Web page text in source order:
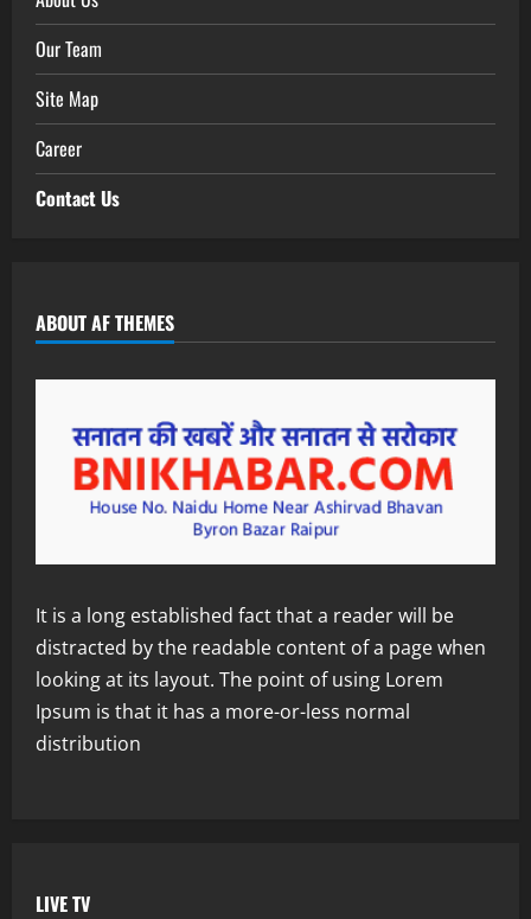
Our Team
Site Map
Career
Contact Us
ABOUT AF THEMES
It is a long established fact that a reader will be
distracted by the readable content of a page when
looking at its layout. The point of using Lorem
Ipsum is that it has a more-or-less normal
distribution
LIVE TV